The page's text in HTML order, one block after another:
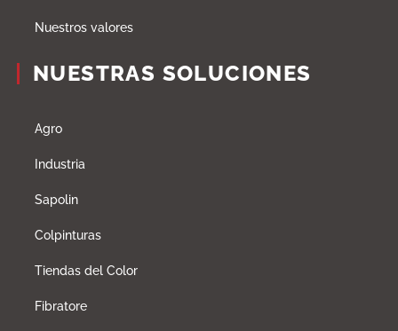
Nuestros valores
NUESTRAS SOLUCIONES
Agro
Industria
Sapolin
Colpinturas
Tiendas del Color
Fibratore